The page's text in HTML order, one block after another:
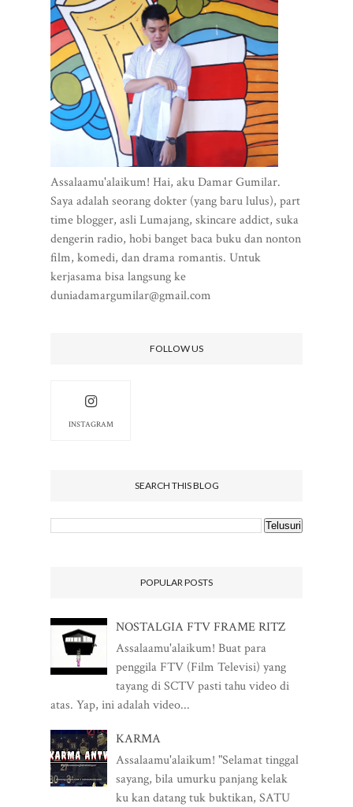
Assalaamu'alaikum! Hai, aku Damar Gumilar.
Saya adalah seorang dokter (yang baru lulus), part
time blogger, asli Lumajang, skincare addict, suka
dengerin radio, hobi banget baca buku dan nonton
film, komedi, dan drama romantis. Untuk
kerjasama bisa langsung ke
duniadamargumilar@gmail.com
FOLLOW US
INSTAGRAM
SEARCH THIS BLOG
POPULAR POSTS
NOSTALGIA FTV FRAME RITZ
Assalaamu'alaikum! Buat para
penggila FTV (Film Televisi) yang
tayang di SCTV pasti tahu video di
atas. Yap, ini adalah video...
KARMA
Assalaamu'alaikum! "Selamat tinggal
sayang, bila umurku panjang kelak
ku kan datang tuk buktikan, SATU